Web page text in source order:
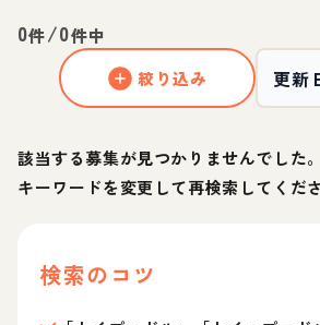
0件/0件中
絞り込み
該当する募集が見つかりませんでした。
キーワードを変更して再検索してくださ
検索のコツ